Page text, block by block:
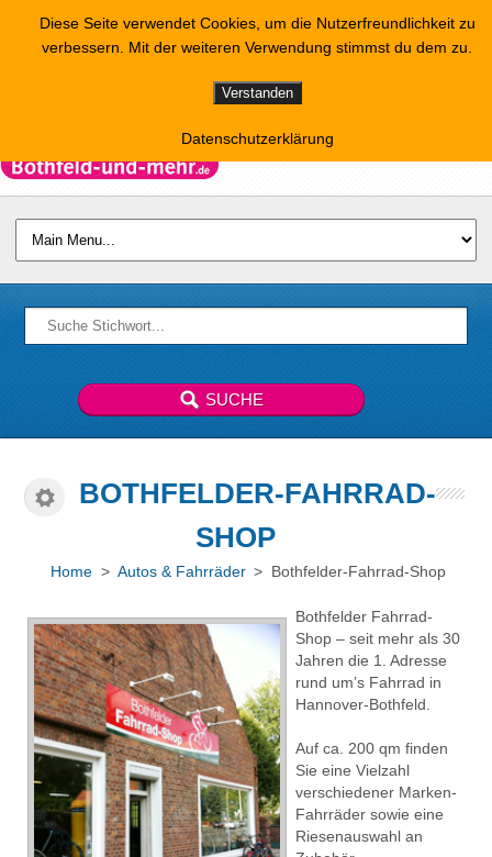
BOTHFELDER-FAHRRAD-
SHOP
Home> Autos & Fahrräder > Bothfelder-Fahrrad-Shop
Bothfelder Fahrrad-
Shop – seit mehr als 30
Jahren die 1. Adresse
rund um’s Fahrrad in
Hannover-Bothfeld.
Auf ca. 200 qm finden
Sie eine Vielzahl
verschiedener Marken-
Fahrräder sowie eine
Riesenauswahl an
Diese Seite verwendet Cookies, um die Nutzerfreundlichkeit zu
verbessern. Mit der weiteren Verwendung stimmst du dem zu.
Verstanden
Datenschutzerklärung